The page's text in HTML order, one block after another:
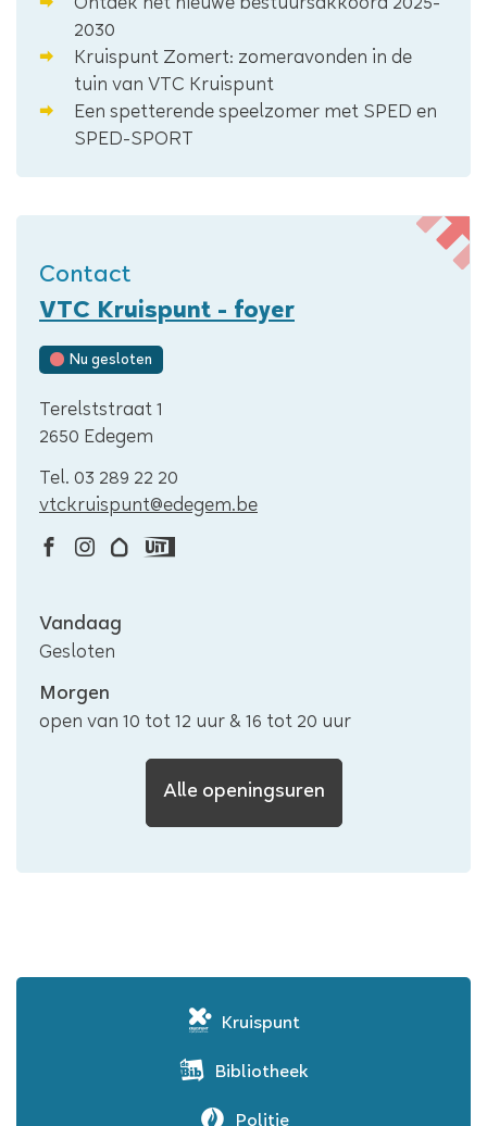
Ontdek het nieuwe bestuursakkoord 2025-
2030
Kruispunt Zomert: zomeravonden in de
tuin van VTC Kruispunt
Een spetterende speelzomer met SPED en
SPED-SPORT
Contact
VTC Kruispunt - foyer
Nu gesloten
Adres
Terelststraat 1
,2650 Edegem
Tel. 03 289 22 20
E-
mail
vtckruispunt@edegem.be
Kruispunt
-
foyer
Kruispunt
-
foyer
Kruispunt
-
-
Openingsuren
Vandaag
Gesloten
Morgen
open van 10 tot12 uur & 16 tot 20 uur
Alle openingsurenVTC
Kruispunt
Kruispunt
Bibliotheek